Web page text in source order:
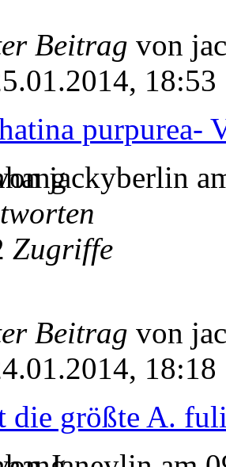
Beitrag von
18:53
purpurea-
jackyberlin
Zugriffe
Beitrag von
18:18
die größte A.